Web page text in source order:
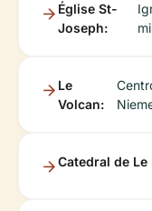
Église St-
Joseph:
Le
Volcan:
Catedral de Le